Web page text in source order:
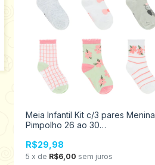
Meia Infantil Kit c/3 pares Menina
Pimpolho 26 ao 30
R$29,98
5 x de R$6,00 sem juros